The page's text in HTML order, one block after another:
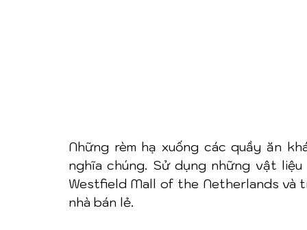
Những rèm hạ xuống các quầy ăn
nghĩa chúng. Sử dụng những vật
Westfield Mall of the Netherlands và
nhà bán lẻ.